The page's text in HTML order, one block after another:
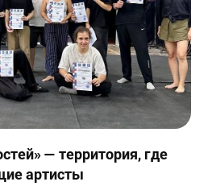
— территория, где
артисты